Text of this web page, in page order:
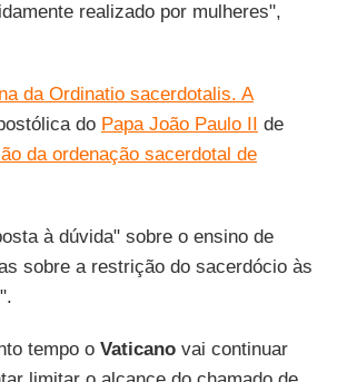
realizado por mulheres",
da Ordinatio sacerdotalis. A
do Papa João Paulo II de
da ordenação sacerdotal de
à dúvida" sobre o ensino de
sobre a restrição do sacerdócio às
tempo o Vaticanovai continuar